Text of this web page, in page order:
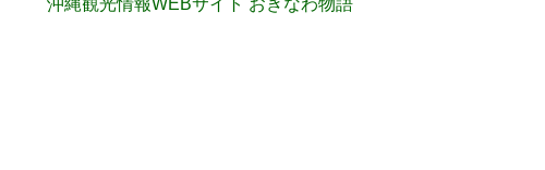
沖縄観光情報WEBサイト おきなわ物語